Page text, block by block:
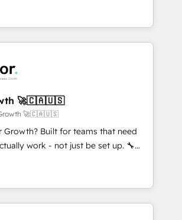
Hub, synchronisation ERP ↔
formation équipes. 🏆 +350
Equipos desalineados, datos
que dependen de personas
Eso frena el crecimiento,
los procesos comerciales, alinea
y servicio, e implementa HubSpot
resultados reales desde las
meses. 🤝 No entregamos
vamos. Nos quedamos como
ayudando a sostener y escalar
solo moverse rápido. 🌎
Perú, México, Ecuador,
🚀🇨🇦🇺🇸
Growth 🚀🇨🇦🇺🇸
Growth? Built for teams that need
work - not just be set up. 🔧
Onboarding, migrations,
built for adoption. ⚡ Highly
ERP, EMR and Custom
builds delivered in weeks, not